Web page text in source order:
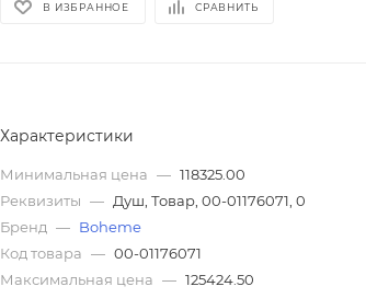
В ИЗБРАННОЕ СРАВНИТЬ
Характеристики
Минимальная цена — 118325.00
Реквизиты — Душ, Товар, 00-01176071, 0
Бренд — Boheme
Код товара — 00-01176071
Максимальная цена — 125424.50